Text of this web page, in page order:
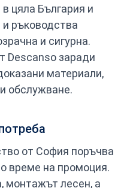
цяла България и
ръководства
и сигурна.
Descanso заради
материали,
обслужване.
от София поръчва
време на промоция.
монтажът лесен, а